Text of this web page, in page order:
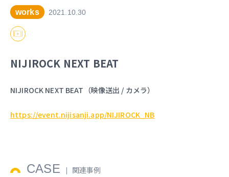
works 2021.10.30
NIJIROCK NEXT BEAT
NIJIROCK NEXT BEAT（映像送出 / カメラ）
https://event.nijisanji.app/NIJIROCK_NB
CASE 関連事例